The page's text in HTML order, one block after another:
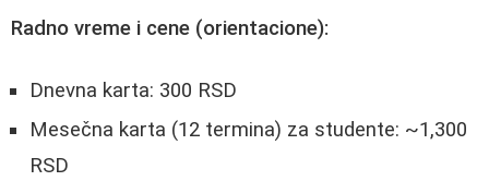
Radno vreme i cene (orientacione):
Dnevna karta: 300 RSD
Mesečna karta (12 termina) za studente: ~1,300
RSD